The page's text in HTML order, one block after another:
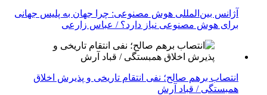
آژانس بین‌المللی هوش مصنوعی: چرا جهان به پلیس جهانی
برای هوش مصنوعی نیاز دارد؟ / عباس زارعی
انتصاب برهم صالح؛ نفی انتقام تاریخی و پذیرش اخلاق
همبستگی / قباد آرش